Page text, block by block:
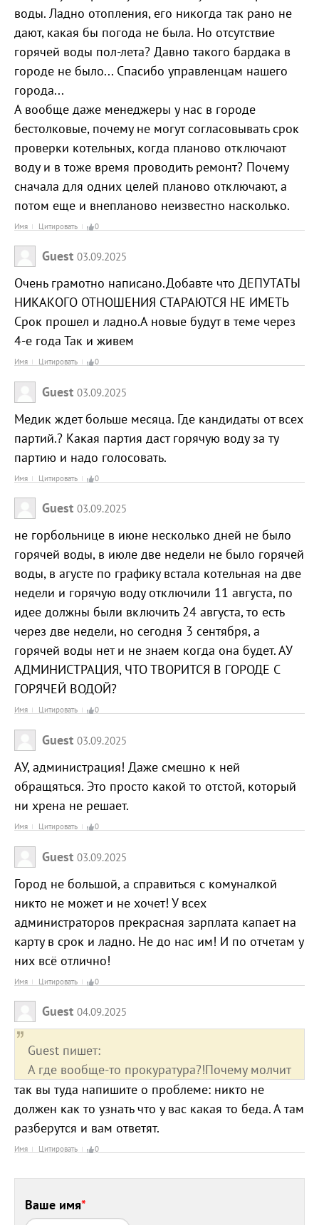
воды. Ладно отопления, его никогда так рано не
дают, какая бы погода не была. Но отсутствие
горячей воды пол-лета? Давно такого бардака в
городе не было... Спасибо управленцам нашего
города...
А вообще даже менеджеры у нас в городе
бестолковые, почему не могут согласовывать срок
проверки котельных, когда планово отключают
воду и в тоже время проводить ремонт? Почему
сначала для одних целей планово отключают, а
потом еще и внепланово неизвестно насколько.
Имя Цитировать 0
Guest 03.09.2025
Очень грамотно написано.Добавте что ДЕПУТАТЫ
НИКАКОГО ОТНОШЕНИЯ СТАРАЮТСЯ НЕ ИМЕТЬ
Срок прошел и ладно.А новые будут в теме через
4-е года Так и живем
Имя Цитировать 0
Guest 03.09.2025
Медик ждет больше месяца. Где кандидаты от всех
партий.? Какая партия даст горячую воду за ту
партию и надо голосовать.
Имя Цитировать 0
Guest 03.09.2025
не горбольнице в июне несколько дней не было
горячей воды, в июле две недели не было горячей
воды, в агусте по графику встала котельная на две
недели и горячую воду отключили 11 августа, по
идее должны были включить 24 августа, то есть
через две недели, но сегодня 3 сентября, а
горячей воды нет и не знаем когда она будет. АУ
АДМИНИСТРАЦИЯ, ЧТО ТВОРИТСЯ В ГОРОДЕ С
ГОРЯЧЕЙ ВОДОЙ?
Имя Цитировать 0
Guest 03.09.2025
АУ, администрация! Даже смешно к ней
обращяться. Это просто какой то отстой, который
ни хрена не решает.
Имя Цитировать 0
Guest 03.09.2025
Город не большой, а справиться с комуналкой
никто не может и не хочет! У всех
администраторов прекрасная зарплата капает на
карту в срок и ладно. Не до нас им! И по отчетам у
них всё отлично!
Имя Цитировать 0
Guest 04.09.2025
Guest пишет:
А где вообще-то прокуратура?!Почему молчит
так вы туда напишите о проблеме: никто не
должен как то узнать что у вас какая то беда. А там
разберутся и вам ответят.
Имя Цитировать 0
Ваше имя*